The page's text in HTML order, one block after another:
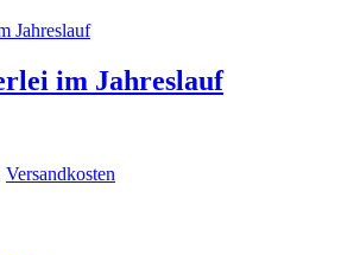
im Jahreslauf
Versandkosten